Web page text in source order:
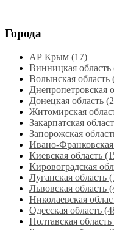
Города
АР Крым (17)
Винницкая область
Волынская область
Днепропетровская
Донецкая область
Житомирская
Закарпатская
Запорожская
Ивано-Франковская
Киевская область
Кировоградская
Луганская область‎
Львовская область‎
Николаевская
Одесская область‎
Полтавская